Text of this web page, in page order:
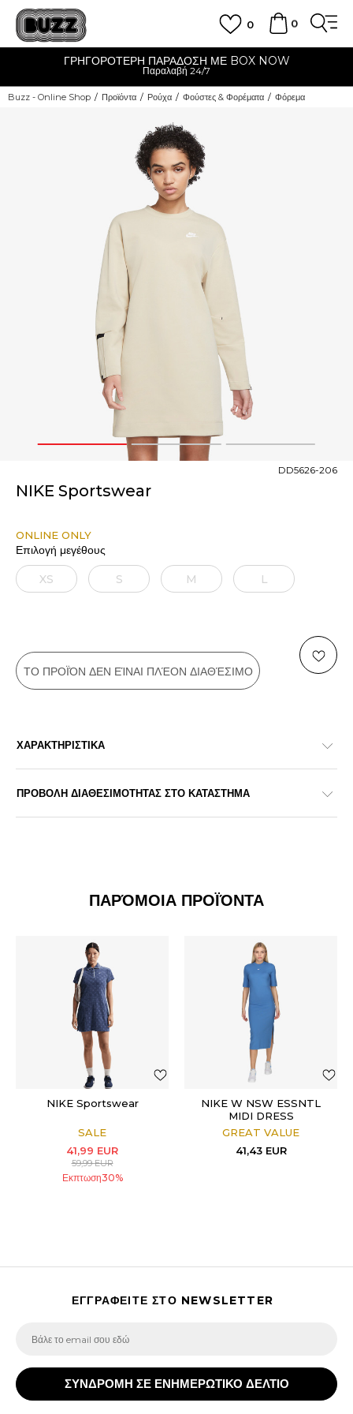
0
0
ΓΡΗΓΟΡΟΤΕΡΗ ΠΑΡΑΔΟΣΗ ΜΕ BOX NOW
Παραλαβή 24/7
Buzz - Online Shop Προϊόντα Ρούχα Φούστες & Φορέματα Φόρεμα
1 2 3
NIKE Sportswear
DD5626-206
ONLINE ONLY
Επιλογή μεγέθους
XS S M L
ΤΟ ΠΡΟΪΌΝ ΔΕΝ ΕΊΝΑΙ ΠΛΈΟΝ ΔΙΑΘΈΣΙΜΟ
ΧΑΡΑΚΤΗΡΙΣΤΙΚΑ
ΠΡΟΒΟΛΗ ΔΙΑΘΕΣΙΜΟΤΗΤΑΣ ΣΤΟ ΚΑΤΑΣΤΗΜΑ
ΠΑΡΌΜΟΙΑ ΠΡΟΪΌΝΤΑ
NIKE Sportswear
SALE
41,99 EUR
59,99EUR
Εκπτωση30%
NIKE W NSW ESSNTL
MIDI DRESS
GREAT VALUE
41,43 EUR
ΕΓΓΡΑΦΕΙΤΕ ΣΤΟ NEWSLETTER
ΣΥΝΔΡΟΜΗ ΣΕ ΕΝΗΜΕΡΩΤΙΚΟ ΔΕΛΤΙΟ